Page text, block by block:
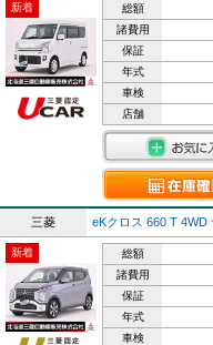
新着 総額
諸費用
保証
年式
車検
店舗
三菱 eKクロス 660 T 4WD
新着 総額
諸費用
保証
年式
車検